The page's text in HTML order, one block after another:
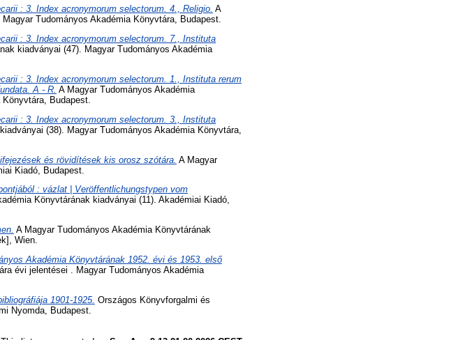
: 3. Index acronymorum selectorum. 4., Religio. A
Tudományos Akadémia Könyvtára, Budapest.
: 3. Index acronymorum selectorum. 7., Instituta
kiadványai (47). Magyar Tudományos Akadémia
: 3. Index acronymorum selectorum. 1., Instituta rerum
A - R. A Magyar Tudományos Akadémia
Budapest.
: 3. Index acronymorum selectorum. 3., Instituta
(38). Magyar Tudományos Akadémia Könyvtára,
és rövidítések kis orosz szótára. A Magyar
Kiadó, Budapest.
: vázlat | Veröffentlichungstypen vom
Könyvtárának kiadványai (11). Akadémiai Kiadó,
A Magyar Tudományos Akadémia Könyvtárának
Wien.
Akadémia Könyvtárának 1952. évi és 1953. első
évi jelentései . Magyar Tudományos Akadémia
1901-1925. Országos Könyvforgalmi és
Nyomda, Budapest.